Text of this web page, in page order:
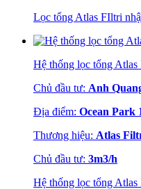
Lọc tổng Atlas FIltri
Hệ thống lọc tổng
Chủ đầu tư: Anh
Địa điểm: Ocean Park
Thương hiệu: Atlas
Chủ đầu tư: 3m3/h
Hệ thống lọc tổng